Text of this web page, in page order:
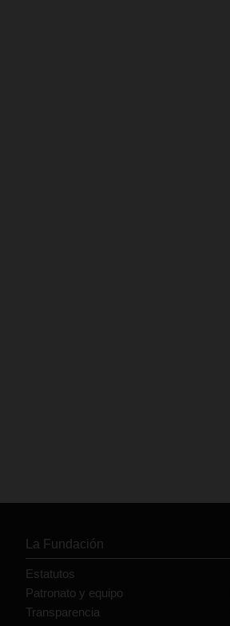
La Fundación
Estatutos
Patronato y equipo
Transparencia